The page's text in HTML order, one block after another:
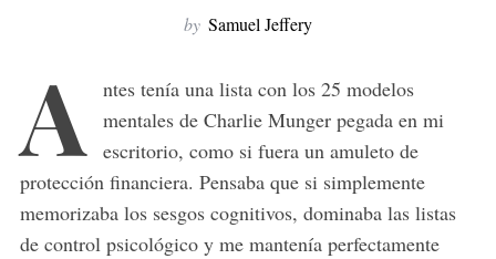
by Samuel Jeffery
A
ntes tenía una lista con los 25 modelos
mentales de Charlie Munger pegada en mi
escritorio, como si fuera un amuleto de
protección financiera. Pensaba que si simplemente
memorizaba los sesgos cognitivos, dominaba las listas
de control psicológico y me mantenía perfectamente